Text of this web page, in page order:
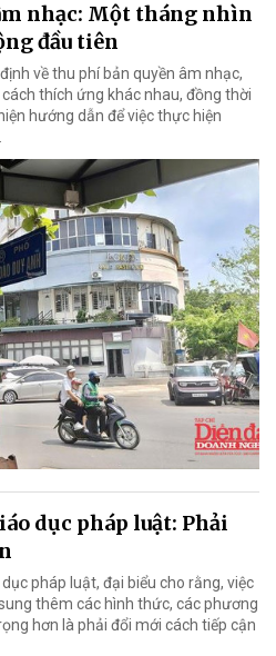
nhạc: Một tháng nhìn
đầu tiên
về thu phí bản quyền âm nhạc,
thích ứng khác nhau, đồng thời
hướng dẫn để việc thực hiện
dục pháp luật: Phải
pháp luật, đại biểu cho rằng, việc
thêm các hình thức, các phương
hơn là phải đổi mới cách tiếp cận